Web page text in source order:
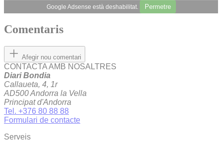
Google Adsense està deshabilitat. Permetre
Comentaris
Afegir nou comentari
CONTACTA AMB NOSALTRES
Diari Bondia
Callaueta, 4, 1r
AD500 Andorra la Vella
Principat d'Andorra
Tel. +376 80 88 88
Formulari de contacte
Serveis